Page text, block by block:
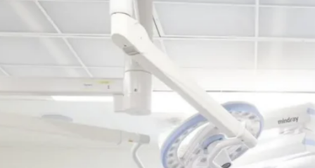
arrow_back_ios_new